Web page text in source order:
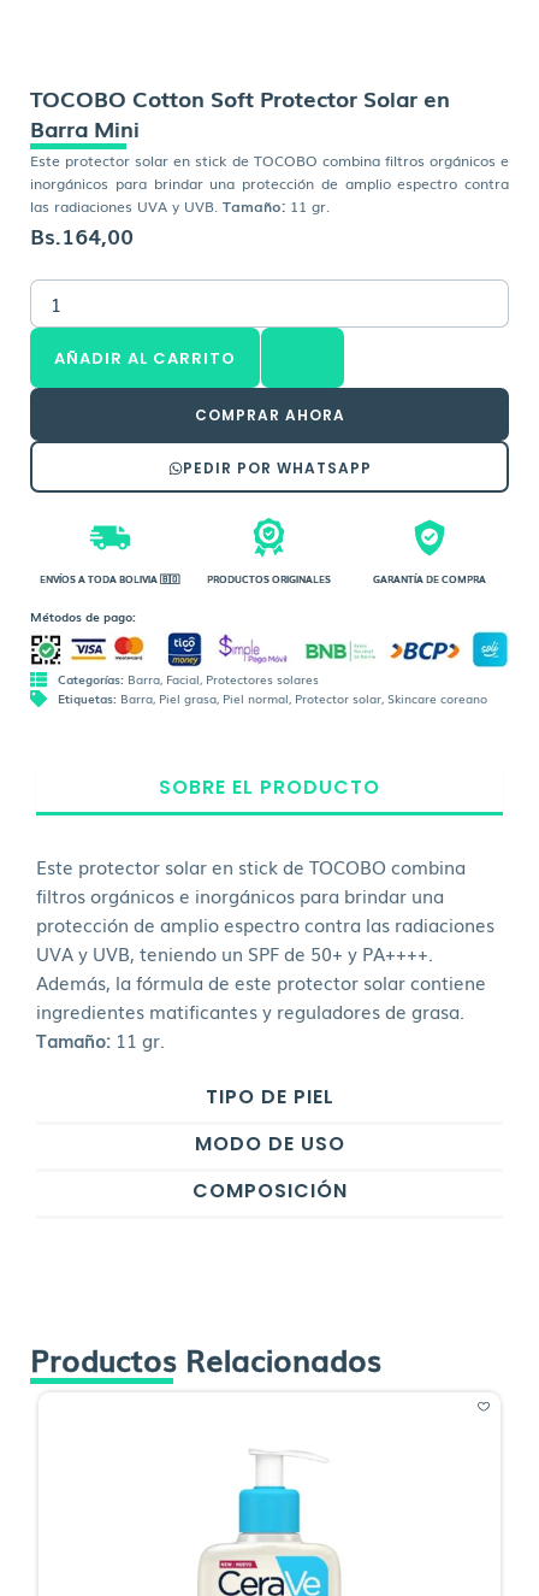
TOCOBO Cotton Soft Protector Solar en
Barra Mini
Este protector solar en stick de TOCOBO combina filtros orgánicos e
inorgánicos para brindar una protección de amplio espectro contra
las radiaciones UVA y UVB. Tamaño: 11 gr.
Bs.164,00
TOCOBO
Cotton
Soft
Protector
Solar
Barra
cantidad
AÑADIR AL CARRITO
COMPRAR AHORA
PEDIR POR WHATSAPP
ENVÍOS A TODA BOLIVIA 🇧🇴 PRODUCTOS ORIGINALES GARANTÍA DE COMPRA
Métodos de pago:
Categorías: Barra, Facial, Protectores solares
Etiquetas: Barra, Piel grasa, Piel normal, Protector solar, Skincare coreano
SOBRE EL PRODUCTO
TIPO DE PIEL
MODO DE USO
COMPOSICIÓN
Este protector solar en stick de TOCOBO combina
filtros orgánicos e inorgánicos para brindar una
protección de amplio espectro contra las radiaciones
UVA y UVB, teniendo un SPF de 50+ y PA++++.
Además, la fórmula de este protector solar contiene
ingredientes matificantes y reguladores de grasa.
Tamaño: 11 gr.
Productos Relacionados